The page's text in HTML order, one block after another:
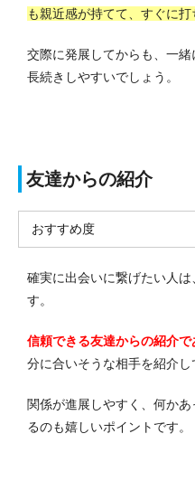
も親近感が持てて、すぐに
交際に発展してからも、一
長続きしやすいでしょう。
友達からの紹介
おすすめ度
確実に出会いに繋げたい人
す。
信頼できる友達からの紹介
分に合いそうな相手を紹介し
関係が進展しやすく、何か
るのも嬉しいポイントです。